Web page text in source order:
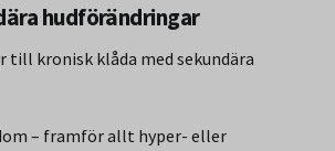
hudförändringar
till kronisk klåda med sekundära
– framför allt hyper- eller